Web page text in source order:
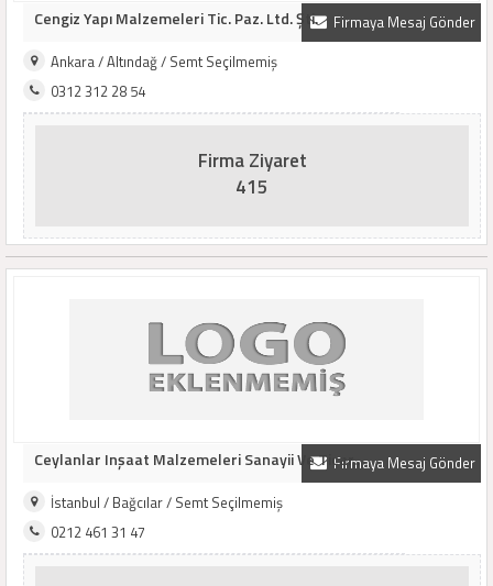
Firmaya Mesaj Gönder
Cengiz Yapı Malzemeleri Tic. Paz. Ltd. Şti.
Ankara / Altındağ / Semt Seçilmemiş
0312 312 28 54
Firma Ziyaret
415
Firmaya Mesaj Gönder
Ceylanlar Inşaat Malzemeleri Sanayii Ve Ticar..
İstanbul / Bağcılar / Semt Seçilmemiş
0212 461 31 47